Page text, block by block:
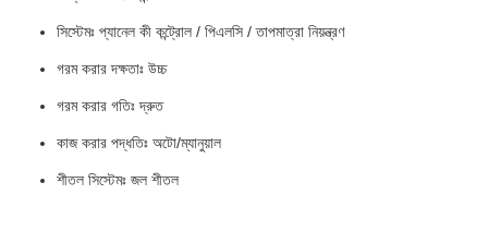
সিস্টেমঃ প্যানেল কী কন্ট্রোল / পিএলসি / তাপমাত্রা নিয়ন্ত্রণ
গরম করার দক্ষতাঃ উচ্চ
গরম করার গতিঃ দ্রুত
কাজ করার পদ্ধতিঃ অটো/ম্যানুয়াল
শীতল সিস্টেমঃ জল শীতল